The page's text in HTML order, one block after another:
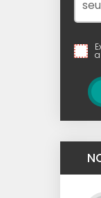
a